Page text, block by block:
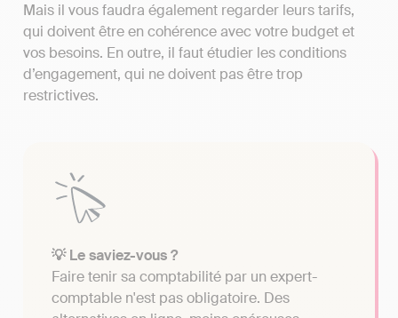
Mais il vous faudra également regarder leurs tarifs,
qui doivent être en cohérence avec votre budget et
vos besoins. En outre, il faut étudier les conditions
d’engagement, qui ne doivent pas être trop
restrictives.
💡 Le saviez-vous ?
Faire tenir sa comptabilité par un expert-
comptable n'est pas obligatoire. Des